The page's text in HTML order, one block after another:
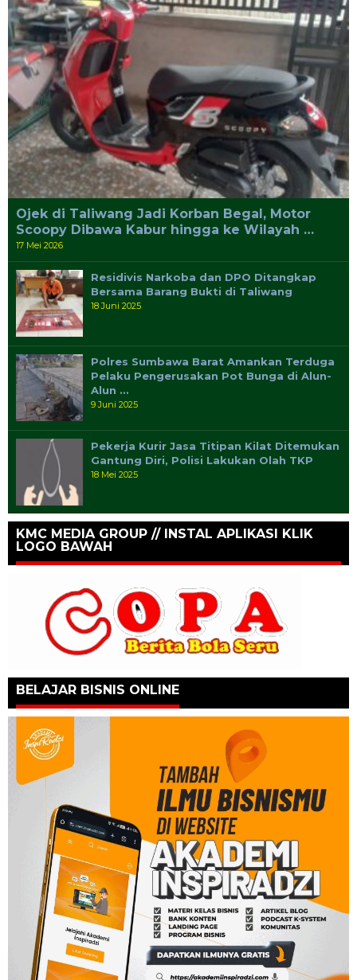
Ojek di Taliwang Jadi Korban Begal, Motor
Scoopy Dibawa Kabur hingga ke Wilayah …
17 Mei 2026
Residivis Narkoba dan DPO Ditangkap
Bersama Barang Bukti di Taliwang
18 Juni 2025
Polres Sumbawa Barat Amankan Terduga
Pelaku Pengerusakan Pot Bunga di Alun-
Alun …
9 Juni 2025
Pekerja Kurir Jasa Titipan Kilat Ditemukan
Gantung Diri, Polisi Lakukan Olah TKP
18 Mei 2025
KMC MEDIA GROUP // INSTAL APLIKASI KLIK
LOGO BAWAH
BELAJAR BISNIS ONLINE